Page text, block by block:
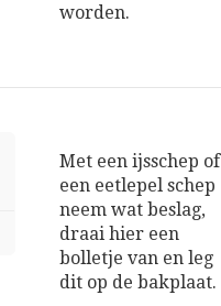
worden.
Met een ijsschep of
een eetlepel schep
neem wat beslag,
draai hier een
bolletje van en leg
dit op de bakplaat.